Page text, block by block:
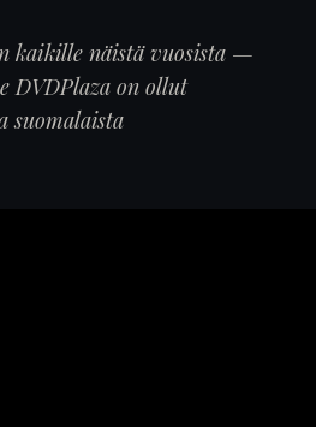
kaikille näistä vuosista —
DVDPlaza on ollut
suomalaista